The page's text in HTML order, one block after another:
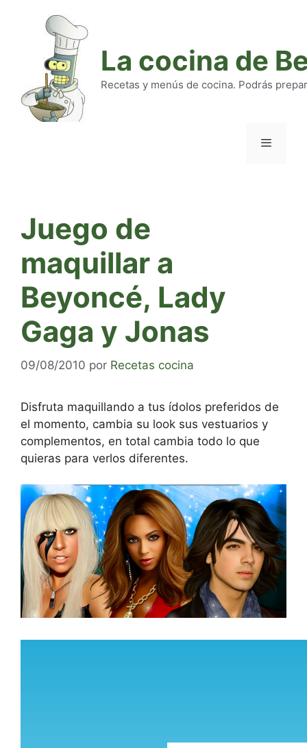
La cocina de
Recetas y menús de cocina. Podrás
Juego de
maquillar a
Beyoncé, Lady
Gaga y Jonas
09/08/2010 por Recetas cocina
Disfruta maquillando a tus ídolos preferidos de
el momento, cambia su look sus vestuarios y
complementos, en total cambia todo lo que
quieras para verlos diferentes.